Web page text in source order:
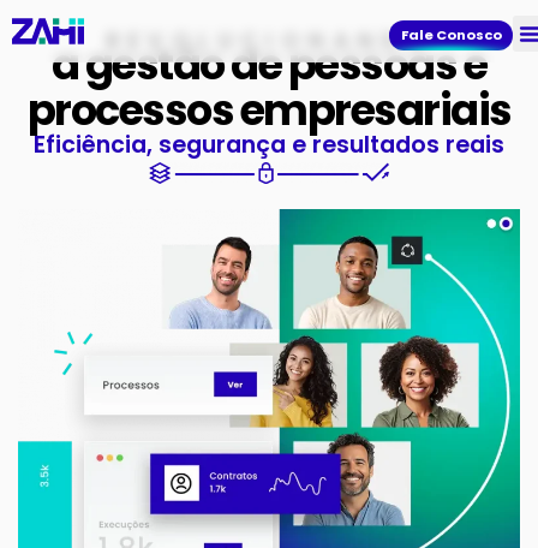
Fale Conosco
REVOLUCIONANDO
a gestão de pessoas e
processos empresariais
Eficiência, segurança e resultados reais